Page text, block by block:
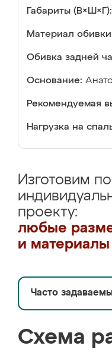
Габариты (В×Ш×Г):
Материал
Обивка задней
Основание:
Рекомендуемая
Нагрузка на
Изготовим по
проекту:
любые
и материалы
Часто
Схема